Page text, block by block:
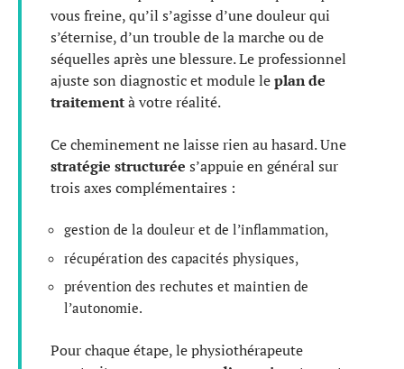
vous freine, qu’il s’agisse d’une douleur qui
s’éternise, d’un trouble de la marche ou de
séquelles après une blessure. Le professionnel
ajuste son diagnostic et module leplan de
traitementà votre réalité.
Ce cheminement ne laisse rien au hasard. Une
stratégie structurée s’appuie en général sur
trois axes complémentaires :
gestion de la douleur et de l’inflammation,
récupération des capacités physiques,
prévention des rechutes et maintien de
l’autonomie.
Pour chaque étape, le physiothérapeute